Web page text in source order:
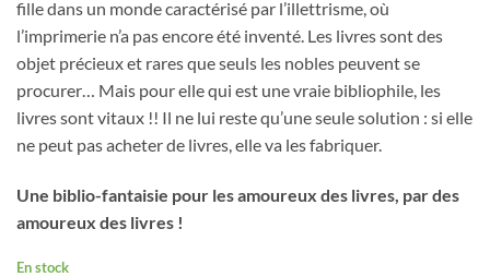
était :
22,05€.
est :
14,70€.
fille dans un monde caractérisé par l’illettrisme, où
l’imprimerie n’a pas encore été inventé. Les livres sont des
objet précieux et rares que seuls les nobles peuvent se
procurer… Mais pour elle qui est une vraie bibliophile, les
livres sont vitaux !! Il ne lui reste qu’une seule solution : si elle
ne peut pas acheter de livres, elle va les fabriquer.
Une biblio-fantaisie pour les amoureux des livres, par des
amoureux des livres !
En stock